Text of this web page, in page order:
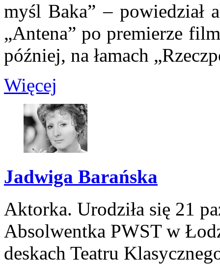
myśl Baka” – powiedział
„Antena” po premierze
później, na łamach
Więcej
Jadwiga Barańska
Aktorka. Urodziła się 21
Absolwentka PWST w
deskach Teatru